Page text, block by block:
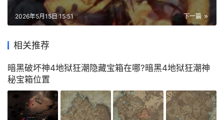
下一篇
2026年5月15日 15:51
相关推荐
暗黑破坏神4地狱狂潮隐藏宝箱在哪?暗黑4地狱狂潮神
秘宝箱位置